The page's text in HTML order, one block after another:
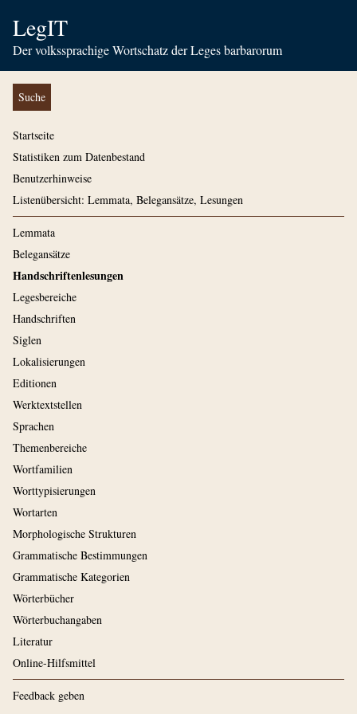
LegIT
Der volkssprachige Wortschatz der Leges barbarorum
Suche
Startseite
Statistiken zum Datenbestand
Benutzerhinweise
Listenübersicht: Lemmata, Belegansätze, Lesungen
Lemmata
Belegansätze
Handschriftenlesungen
Legesbereiche
Handschriften
Siglen
Lokalisierungen
Editionen
Werktextstellen
Sprachen
Themenbereiche
Wortfamilien
Worttypisierungen
Wortarten
Morphologische Strukturen
Grammatische Bestimmungen
Grammatische Kategorien
Wörterbücher
Wörterbuchangaben
Literatur
Online-Hilfsmittel
Feedback geben